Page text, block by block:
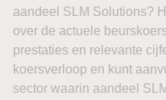
aandeel SLM Solutions?
over de actuele
prestaties en relevante
koersverloop en kunt
sector waarin aandeel